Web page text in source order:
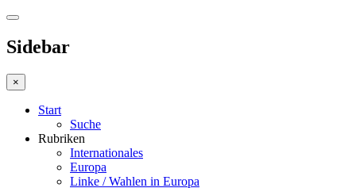
Sidebar
×
Start
Suche
Rubriken
Internationales
Europa
Linke / Wahlen in Europa